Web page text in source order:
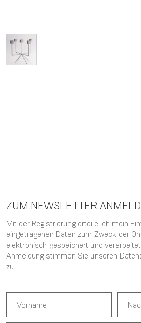
ZUM NEWSLETTER
Mit der Registrierung erteile ich mein
eingetragenen Daten zum Zweck der
elektronisch gespeichert und
Anmeldung stimmen Sie unseren
zu.